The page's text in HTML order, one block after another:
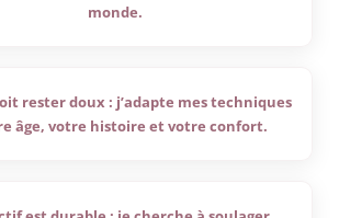
monde.
rester doux : j’adapte mes techniques
âge, votre histoire et votre confort.